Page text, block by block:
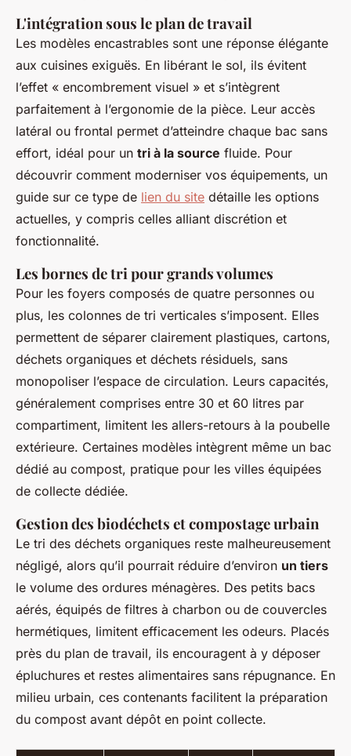
L'intégration sous le plan de travail
Les modèles encastrables sont une réponse élégante
aux cuisines exiguës. En libérant le sol, ils évitent
l’effet « encombrement visuel » et s’intègrent
parfaitement à l’ergonomie de la pièce. Leur accès
latéral ou frontal permet d’atteindre chaque bac sans
effort, idéal pour un tri à la source fluide. Pour
découvrir comment moderniser vos équipements, un
guide sur ce type de lien du site détaille les options
actuelles, y compris celles alliant discrétion et
fonctionnalité.
Les bornes de tri pour grands volumes
Pour les foyers composés de quatre personnes ou
plus, les colonnes de tri verticales s’imposent. Elles
permettent de séparer clairement plastiques, cartons,
déchets organiques et déchets résiduels, sans
monopoliser l’espace de circulation. Leurs capacités,
généralement comprises entre 30 et 60 litres par
compartiment, limitent les allers-retours à la poubelle
extérieure. Certaines modèles intègrent même un bac
dédié au compost, pratique pour les villes équipées
de collecte dédiée.
Gestion des biodéchets et compostage urbain
Le tri des déchets organiques reste malheureusement
négligé, alors qu’il pourrait réduire d’environ un tiers
le volume des ordures ménagères. Des petits bacs
aérés, équipés de filtres à charbon ou de couvercles
hermétiques, limitent efficacement les odeurs. Placés
près du plan de travail, ils encouragent à y déposer
épluchures et restes alimentaires sans répugnance. En
milieu urbain, ces contenants facilitent la préparation
du compost avant dépôt en point collecte.